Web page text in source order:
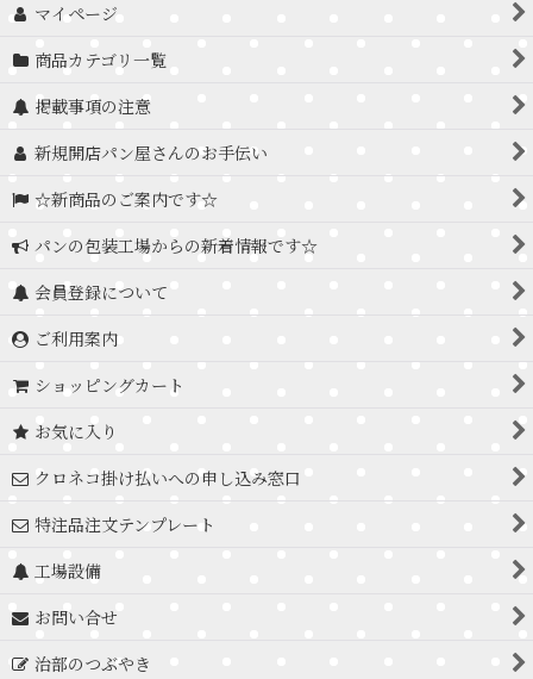
マイページ
商品カテゴリ一覧
掲載事項の注意
新規開店パン屋さんのお手伝い
☆新商品のご案内です☆
パンの包装工場からの新着情報です☆
会員登録について
ご利用案内
ショッピングカート
お気に入り
クロネコ掛け払いへの申し込み窓口
特注品注文テンプレート
工場設備
お問い合せ
治部のつぶやき